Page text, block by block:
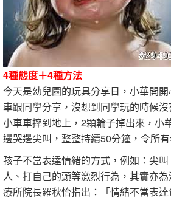
4種態度＋4種方法
今天是幼兒園的玩具分享日，小華開
車跟同學分享，沒想到同學玩的時候
小車車摔到地上，2顆輪子掉出來，小
邊哭邊尖叫，整整持續50分鐘，令所
孩子不當表達情緒的方式，例如：尖
人、打自己的頭等激烈行為，其實亦
療所院長羅秋怡指出：「情緒不當表